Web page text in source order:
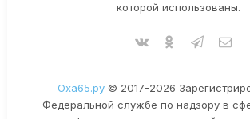
которой использованы.
Оха65.ру© 2017-2026
Федеральной службе по надзору в